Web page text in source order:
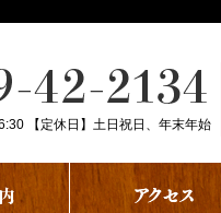
【定休日】土日祝日、年末年始